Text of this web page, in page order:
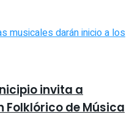
invita a
de Música